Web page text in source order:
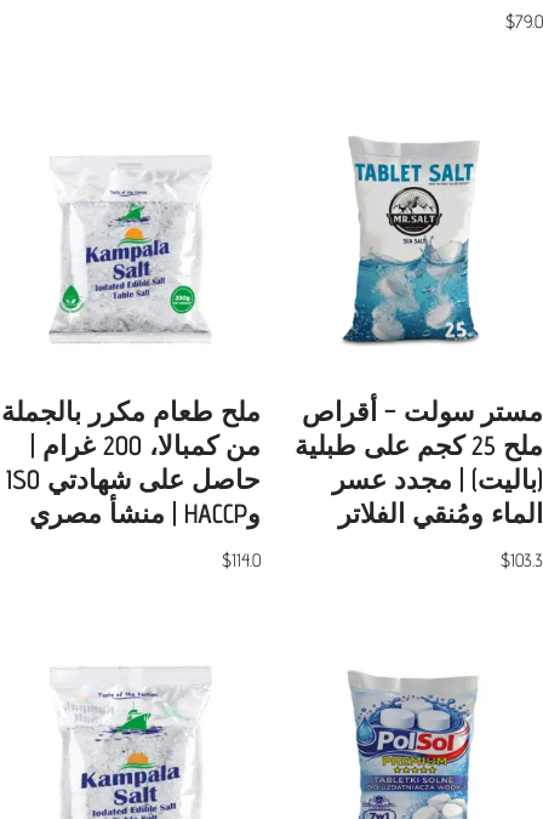
$79.0
مستر سولت – أقراص
ملح 25 كجم على طبلية
(باليت) | مجدد عسر
الماء ومُنقي الفلاتر
$103.3
ملح طعام مكرر بالجملة
من كمبالا، 200 غرام |
حاصل على شهادتي ISO
وHACCP | منشأ مصري
$114.0